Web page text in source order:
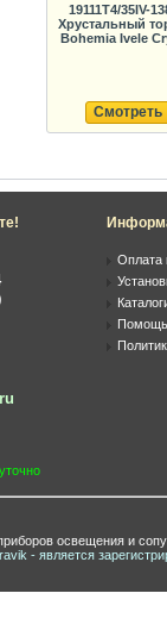
19111T4/35IV-
Хрустальный
Bohemia Ivele
Смотреть
Оплата
освещения и
- является